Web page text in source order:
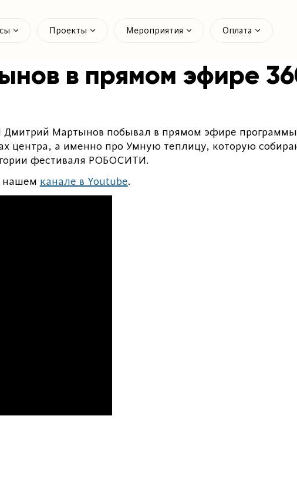
Проекты Мероприятия Оплата
в прямом эфире
Мартынов побывал в прямом эфире программы
центра, а именно про Умную теплицу, которую
фестиваля РОБОСИТИ.
нашем канале в Youtube.